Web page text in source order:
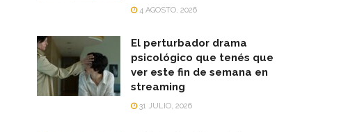
4 AGOSTO, 2026
El perturbador drama
psicológico que tenés que
ver este fin de semana en
streaming
31 JULIO, 2026